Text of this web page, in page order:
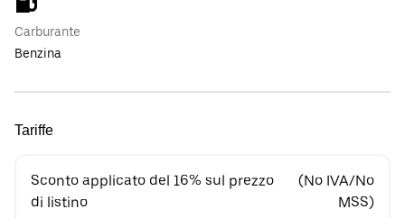
Carburante
Benzina
Tariffe
Sconto applicato del 16% sul prezzo
di listino
(No IVA/No
MSS)